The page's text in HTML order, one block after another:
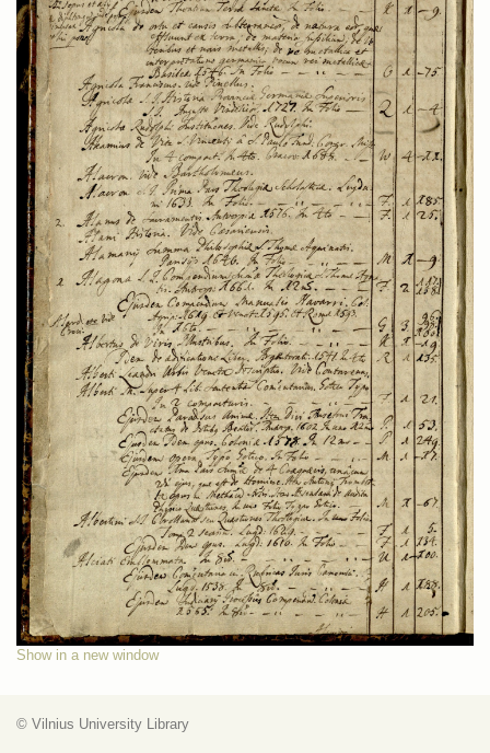
Show in a new window
© Vilnius University Library